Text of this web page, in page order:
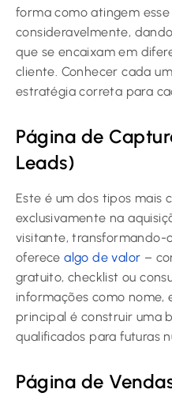
forma como atingem
consideravelmente,
que se encaixam em
cliente. Conhecer cada
estratégia correta para
Página de
Leads)
Este é um dos tipos mais
exclusivamente na
visitante, transformando-
oferecealgo de valor –
gratuito, checklist ou
informações como
principal é construir uma
qualificados para futuras
Página de